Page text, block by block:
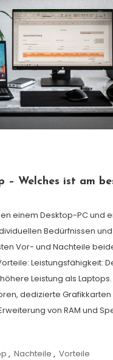
– Welches ist am
einem Desktop-PC und
Bedürfnissen
Vor- und Nachteile
Leistungsfähigkeit:
Leistung als
dedizierte
von RAM und
, Nachteile , Vorteile